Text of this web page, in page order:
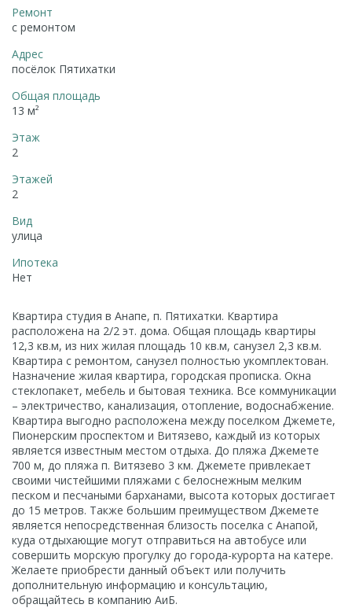
Ремонт
с ремонтом
Адрес
посёлок Пятихатки
Общая площадь
13 м²
Этаж
2
Этажей
2
Вид
улица
Ипотека
Нет
Квартира студия в Анапе, п. Пятихатки. Квартира
расположена на 2/2 эт. дома. Общая площадь квартиры
12,3 кв.м, из них жилая площадь 10 кв.м, санузел 2,3 кв.м.
Квартира с ремонтом, санузел полностью укомплектован.
Назначение жилая квартира, городская прописка. Окна
стеклопакет, мебель и бытовая техника. Все коммуникации
– электричество, канализация, отопление, водоснабжение.
Квартира выгодно расположена между поселком Джемете,
Пионерским проспектом и Витязево, каждый из которых
является известным местом отдыха. До пляжа Джемете
700 м, до пляжа п. Витязево 3 км. Джемете привлекает
своими чистейшими пляжами с белоснежным мелким
песком и песчаными барханами, высота которых достигает
до 15 метров. Также большим преимуществом Джемете
является непосредственная близость поселка с Анапой,
куда отдыхающие могут отправиться на автобусе или
совершить морскую прогулку до города-курорта на катере.
Желаете приобрести данный объект или получить
дополнительную информацию и консультацию,
обращайтесь в компанию АиБ.